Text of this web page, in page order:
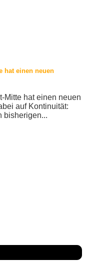
hat einen neuen
Mitte hat einen neuen
auf Kontinuität:
bisherigen...